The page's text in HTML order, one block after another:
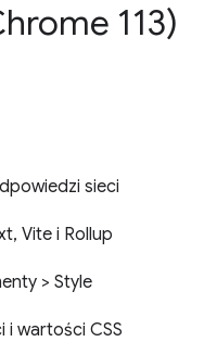
113)
sieci
Vite i Rollup
> Style
i wartości CSS